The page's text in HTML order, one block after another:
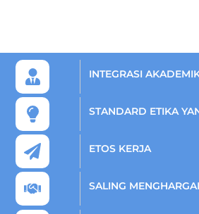
INTEGRASI
STANDARD ETIKA
ETOS KERJA
SALING MENGHARGAI